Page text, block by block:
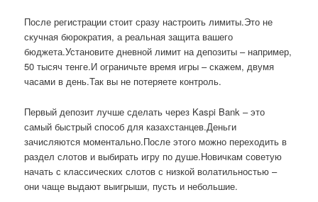
После регистрации стоит сразу настроить лимиты.Это не
скучная бюрократия, а реальная защита вашего
бюджета.Установите дневной лимит на депозиты – например,
50 тысяч тенге.И ограничьте время игры – скажем, двумя
часами в день.Так вы не потеряете контроль.
Первый депозит лучше сделать через Kaspi Bank – это
самый быстрый способ для казахстанцев.Деньги
зачисляются моментально.После этого можно переходить в
раздел слотов и выбирать игру по душе.Новичкам советую
начать с классических слотов с низкой волатильностью –
они чаще выдают выигрыши, пусть и небольшие.